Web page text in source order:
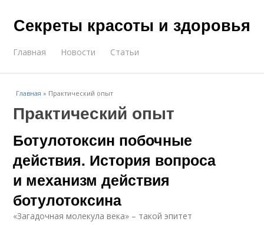
Секреты красоты и здоровья
Главная Новости Статьи
Главная » Практический опыт
Практический опыт
Ботулотоксин побочные
действия. История вопроса
и механизм действия
ботулотоксина
«Загадочная молекула века» – такой эпитет